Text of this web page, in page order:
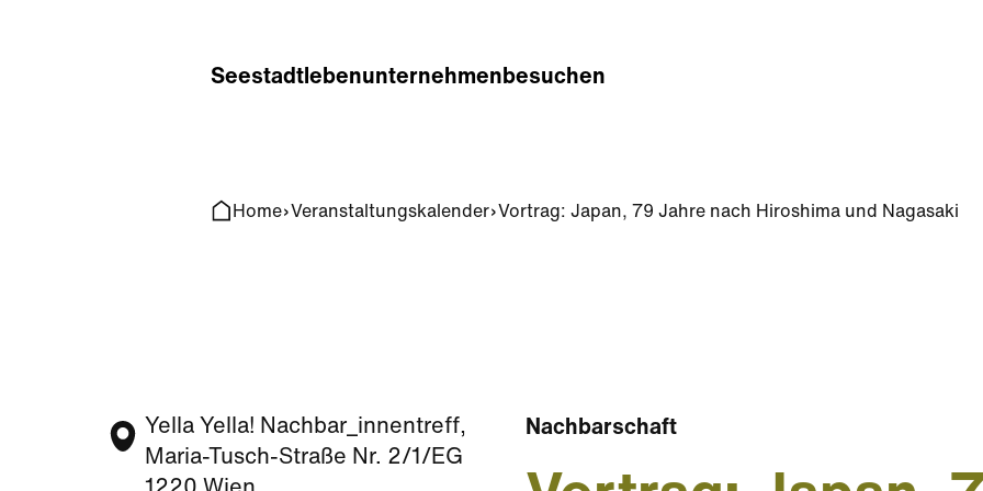
Seestadtlebenunternehmenbesuchen
Home Veranstaltungskalender Vortrag: Japan, 79 Jahre nach Hiroshima und Nagasaki
Yella Yella! Nachbar_innentreff,
Maria-Tusch-Straße Nr. 2/1/EG
Nachbarschaft